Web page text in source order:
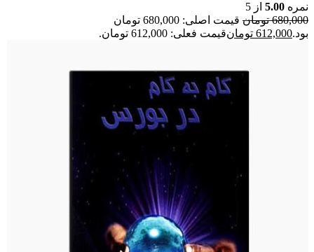
نمره 5.00 از 5
680,000 تومان
قیمت اصلی: 680,000 تومان
بود.612,000 تومانقیمت فعلی: 612,000 تومان.